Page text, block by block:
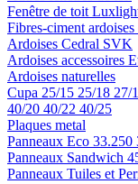
Fenêtre de toit
Fibres-ciment ardoises
Ardoises Cedral SVK
Ardoises accessoires
Ardoises naturelles
Cupa 25/15 25/18 27/
40/20 40/22 40/25
Plaques metal
Panneaux Eco 33.250
Panneaux Sandwich
Panneaux Tuiles et